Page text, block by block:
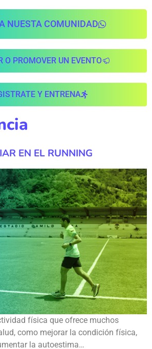
NUESTA COMUNIDAD
O PROMOVER UN EVENTO
Y ENTRENA
EN EL RUNNING
física que ofrece muchos
como mejorar la condición física,
la autoestima…